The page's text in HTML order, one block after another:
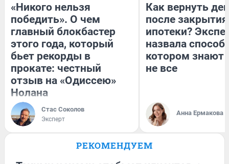
«Никого нельзя
победить». О чем
главный блокбастер
этого года, который
бьет рекорды в
прокате: честный
отзыв на «Одиссею»
Нолана
Стас Соколов
Эксперт
Как вернуть
после закрытия
ипотеки?
назвала
котором знают
не все
Анна Ермакова
РЕКОМЕНДУЕМ